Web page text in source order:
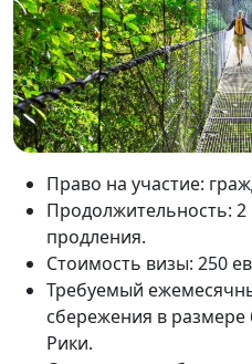
Право на участие:
Продолжительность:
продления.
Стоимость визы: 250
Требуемый
сбережения в размере
Рики.